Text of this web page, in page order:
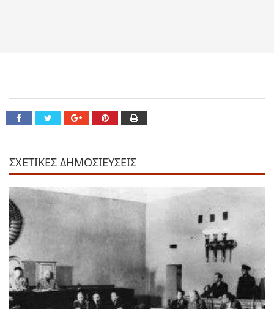
ΣΧΕΤΙΚΕΣ ΔΗΜΟΣΙΕΥΣΕΙΣ